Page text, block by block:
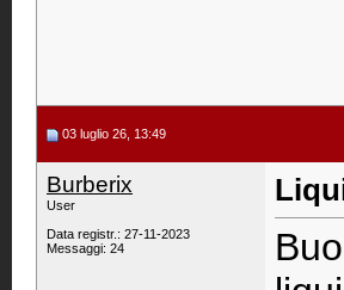
03 luglio 26, 13:49
Burberix
User
Data registr.: 27-11-2023
Messaggi: 24